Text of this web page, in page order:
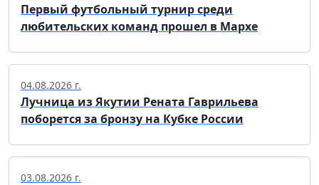
Первый футбольный турнир среди
любительских команд прошел в Мархе
04.08.2026 г.
Лучница из Якутии Рената Гаврильева
поборется за бронзу на Кубке России
03.08.2026 г.